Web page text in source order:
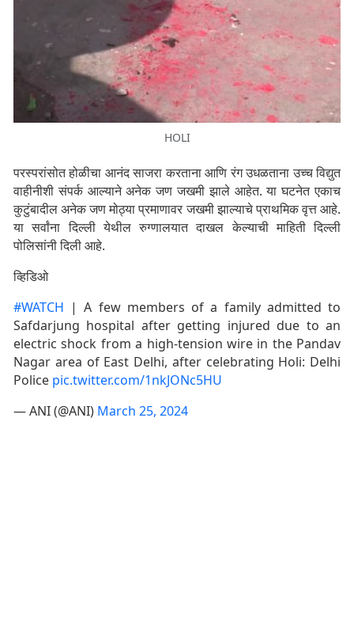
HOLI
परस्परांसोत होळीचा आनंद साजरा करताना आणि रंग उधळताना उच्च विद्युत
वाहीनीशी संपर्क आल्याने अनेक जण जखमी झाले आहेत. या घटनेत एकाच
कुटुंबादील अनेक जण मोठ्या प्रमाणावर जखमी झाल्याचे प्राथमिक वृत्त आहे.
या सर्वांना दिल्ली येथील रुग्णालयात दाखल केल्याची माहिती दिल्ली
पोलिसांनी दिली आहे.
व्हिडिओ
#WATCH | A few members of a family admitted to
Safdarjung hospital after getting injured due to an
electric shock from a high-tension wire in the Pandav
Nagar area of East Delhi, after celebrating Holi: Delhi
Police pic.twitter.com/1nkJONc5HU
— ANI (@ANI) March 25, 2024